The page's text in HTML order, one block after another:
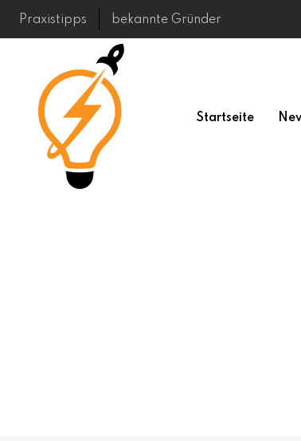
Skip
Praxistipps bekannte Gründer
Startseite